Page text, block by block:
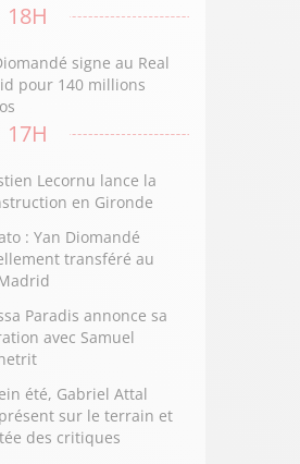
18H
signe au Real
pour 140 millions
17H
Lecornu lance la
en Gironde
: Yan Diomandé
transféré au
Paradis annonce sa
avec Samuel
été, Gabriel Attal
sur le terrain et
des critiques